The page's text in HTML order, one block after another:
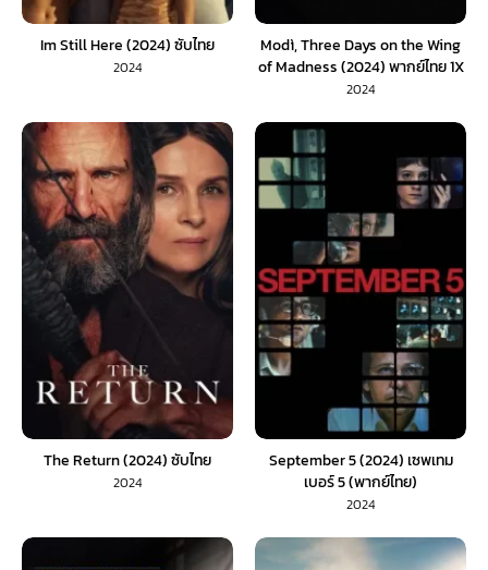
Im Still Here (2024) ซับไทย
2024
Modì, Three Days on the Wing
of Madness (2024) พากย์ไทย 1X
2024
The Return (2024) ซับไทย
2024
September 5 (2024) เซพเทม
เบอร์ 5 (พากย์ไทย)
2024